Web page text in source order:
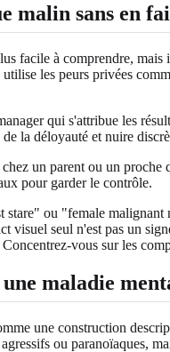
malin sans en
facile à comprendre,
les peurs privées
qui s'attribue les
la déloyauté et nuire
un parent ou un
pour garder le contrôle.
stare" ou "female
visuel seul n'est pas un
vous sur les
maladie
une construction
ou paranoïaques,